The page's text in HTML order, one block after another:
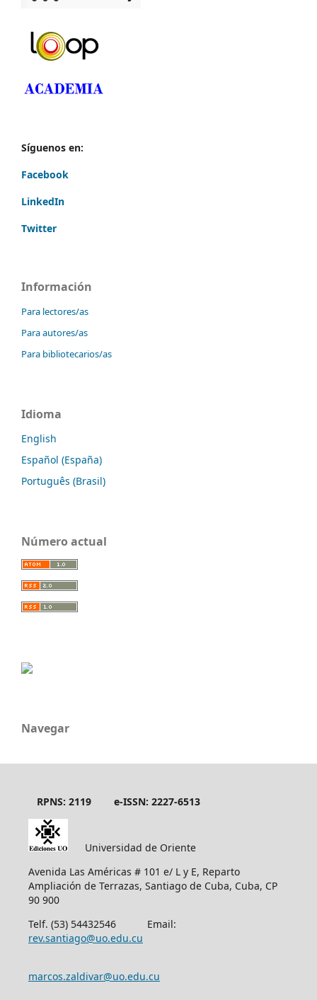
Síguenos en:
Facebook
LinkedIn
Twitter
Información
Para lectores/as
Para autores/as
Para bibliotecarios/as
Idioma
English
Español (España)
Português (Brasil)
Número actual
Navegar
RPNS: 2119 e-ISSN: 2227-6513
Universidad de Oriente
Avenida Las Américas # 101 e/ L y E, Reparto
Ampliación de Terrazas, Santiago de Cuba, Cuba, CP
90 900
Telf. (53) 54432546 Email:
rev.santiago@uo.edu.cu
marcos.zaldivar@uo.edu.cu